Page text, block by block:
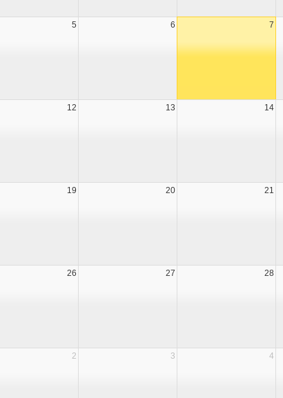
5 6 7
12 13 14
19 20 21
26 27 28
2 3 4